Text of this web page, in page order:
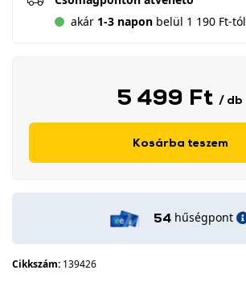
akár 1-3 napon belül 1 190 Ft-tól
5 499 Ft / db
Kosárba teszem
54 hűségpont
Cikkszám: 139426